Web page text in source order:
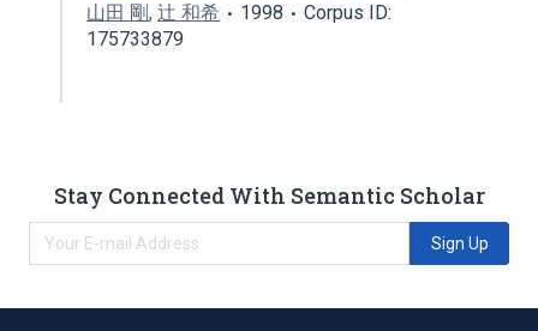
山田 剛, 辻 和希 1998
Corpus ID:
175733879
Stay Connected With Semantic Scholar
Sign Up